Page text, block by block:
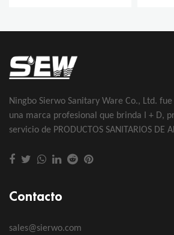
Ningbo Sierwo Sanitary Ware Co., Ltd.
una marca profesional que brinda I + D,
servicio de PRODUCTOS SANITARIOS DE
Contacto
sales@sierwo.com